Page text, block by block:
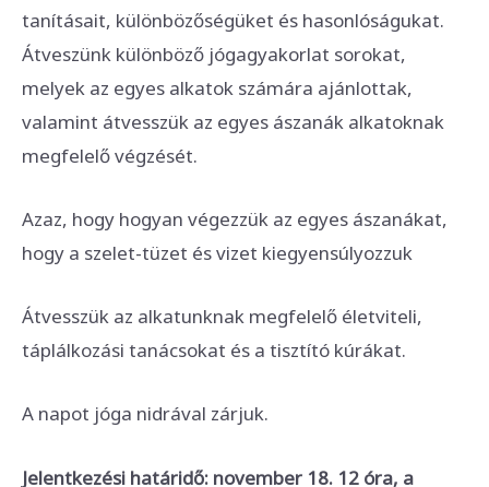
tanításait, különbözőségüket és hasonlóságukat.
Átveszünk különböző jógagyakorlat sorokat,
melyek az egyes alkatok számára ajánlottak,
valamint átvesszük az egyes ászanák alkatoknak
megfelelő végzését.
Azaz, hogy hogyan végezzük az egyes ászanákat,
hogy a szelet-tüzet és vizet kiegyensúlyozzuk
Átvesszük az alkatunknak megfelelő életviteli,
táplálkozási tanácsokat és a tisztító kúrákat.
A napot jóga nidrával zárjuk.
Jelentkezési határidő: november 18. 12 óra, a